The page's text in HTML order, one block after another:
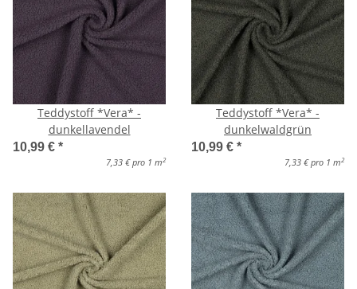
Teddystoff *Vera* -
dunkellavendel
10,99 € *
7,33 € pro 1 m 2
Teddystoff *Vera* -
dunkelwaldgrün
10,99 € *
7,33 € pro 1 m 2